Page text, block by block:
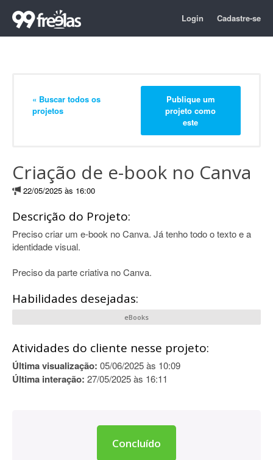
Login Cadastre-se
« Buscar todos os
projetos
Publique um
projeto como
este
Criação de e-book no Canva
22/05/2025 às 16:00
Descrição do Projeto:
Preciso criar um e-book no Canva. Já tenho todo o texto e a
identidade visual.
Preciso da parte criativa no Canva.
Habilidades desejadas:
eBooks
Atividades do cliente nesse projeto:
Última visualização: 05/06/2025 às 10:09
Última interação: 27/05/2025 às 16:11
Concluído